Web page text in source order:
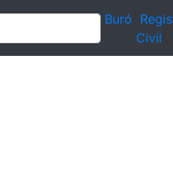
Buró
Civil